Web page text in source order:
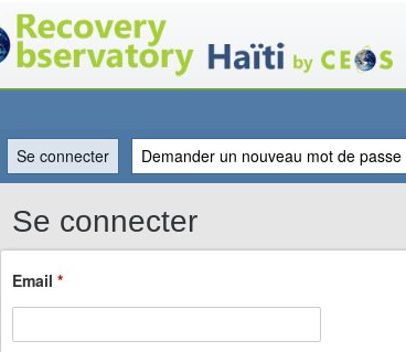
Se connecter(onglet actif)
Demander un nouveau mot de passe
Se connecter
Email *